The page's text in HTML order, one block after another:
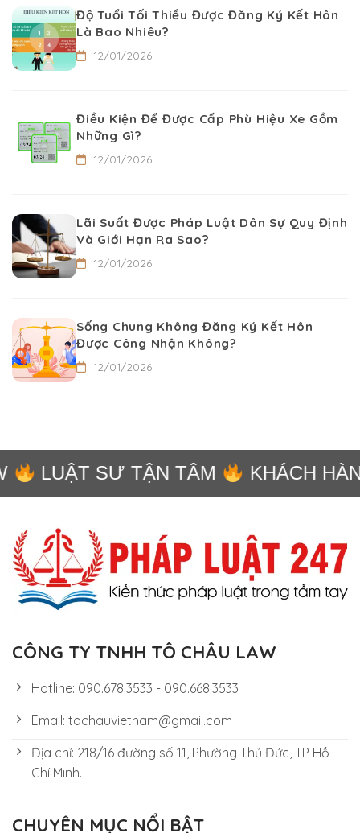
Độ Tuổi Tối Thiểu Được Đăng Ký Kết Hôn
Là Bao Nhiêu?
12/01/2026
Điều Kiện Để Được Cấp Phù Hiệu Xe Gồm
Những Gì?
12/01/2026
Lãi Suất Được Pháp Luật Dân Sự Quy Định
Và Giới Hạn Ra Sao?
12/01/2026
Sống Chung Không Đăng Ký Kết Hôn
Được Công Nhận Không?
12/01/2026
LUẬT SƯ TẬN TÂM KHÁCH
CÔNG TY TNHH TÔ CHÂU LAW
Hotline: 090.678.3533 - 090.668.3533
Email: tochauvietnam@gmail.com
Địa chỉ: 218/16 đường số 11, Phường Thủ Đức, TP Hồ
Chí Minh.
CHUYÊN MỤC NỔI BẬT